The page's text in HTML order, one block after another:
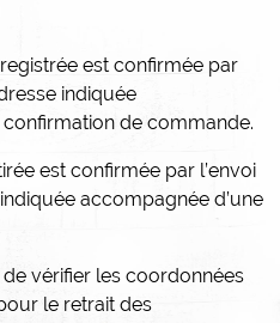
est confirmée par
indiquée
de commande.
est confirmée par l’envoi
accompagnée d’une
vérifier les coordonnées
le retrait des